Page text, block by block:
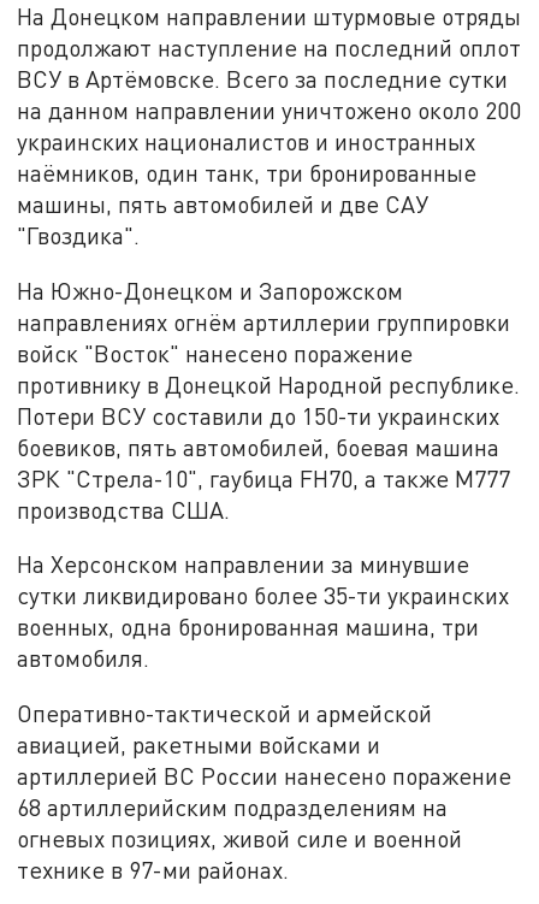
На Донецком направлении штурмовые отряды
продолжают наступление на последний оплот
ВСУ в Артёмовске. Всего за последние сутки
на данном направлении уничтожено около 200
украинских националистов и иностранных
наёмников, один танк, три бронированные
машины, пять автомобилей и две САУ
"Гвоздика".
На Южно-Донецком и Запорожском
направлениях огнём артиллерии группировки
войск "Восток" нанесено поражение
противнику в Донецкой Народной республике.
Потери ВСУ составили до 150-ти украинских
боевиков, пять автомобилей, боевая машина
ЗРК "Стрела-10", гаубица FH70, а также М777
производства США.
На Херсонском направлении за минувшие
сутки ликвидировано более 35-ти украинских
военных, одна бронированная машина, три
автомобиля.
Оперативно-тактической и армейской
авиацией, ракетными войсками и
артиллерией ВС России нанесено поражение
68 артиллерийским подразделениям на
огневых позициях, живой силе и военной
технике в 97-ми районах.